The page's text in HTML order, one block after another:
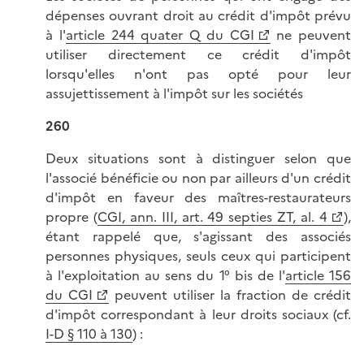
dépenses ouvrant droit au crédit d'impôt prévu
à l'article 244 quater Q du CGI
ne peuvent
utiliser directement ce crédit d'impôt
lorsqu'elles n'ont pas opté pour leur
assujettissement à l'impôt sur les sociétés
260
Deux situations sont à distinguer selon que
l'associé bénéficie ou non par ailleurs d'un crédit
d'impôt en faveur des maîtres-restaurateurs
propre (CGI, ann. III, art. 49 septies ZT, al. 4
),
étant rappelé que, s'agissant des associés
personnes physiques, seuls ceux qui participent
à l'exploitation au sens du 1° bis de l'article 156
du CGI
peuvent utiliser la fraction de crédit
d'impôt correspondant à leur droits sociaux (cf.
I-D § 110 à 130) :